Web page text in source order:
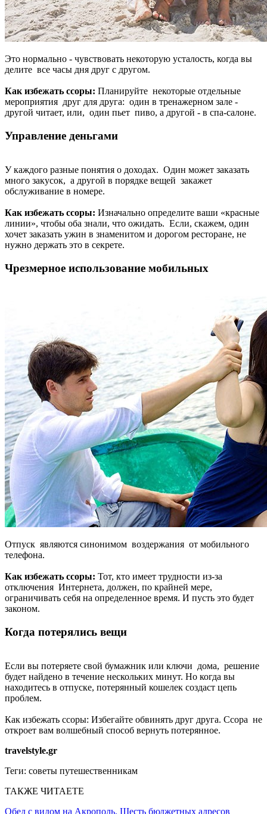
Это нормально - чувствовать некоторую усталость, когда вы
делите все часы дня друг с другом.
Как избежать ссоры: Планируйте некоторые отдельные
мероприятия друг для друга: один в тренажерном зале -
другой читает, или, один пьет пиво, а другой - в спа-салоне.
Управление деньгами
У каждого разные понятия о доходах. Один может заказать
много закусок, а другой в порядке вещей закажет
обслуживание в номере.
Как избежать ссоры: Изначально определите ваши «красные
линии», чтобы оба знали, что ожидать. Если, скажем, один
хочет заказать ужин в знаменитом и дорогом ресторане, не
нужно держать это в секрете.
Чрезмерное использование мобильных
Отпуск являются синонимом воздержания от мобильного
телефона.
Как избежать ссоры: Тот, кто имеет трудности из-за
отключения Интернета, должен, по крайней мере,
ограничивать себя на определенное время. И пусть это будет
законом.
Когда потерялись вещи
Если вы потеряете свой бумажник или ключи дома, решение
будет найдено в течение нескольких минут. Но когда вы
находитесь в отпуске, потерянный кошелек создаст цепь
проблем.
Как избежать ссоры: Избегайте обвинять друг друга. Ссора не
откроет вам волшебный способ вернуть потерянное.
travelstyle.gr
Теги: советы путешественникам
ТАКЖЕ ЧИТАЕТЕ
Обед с видом на Акрополь. Шесть бюджетных адресов